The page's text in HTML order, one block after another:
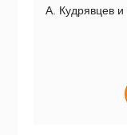
А. Кудрявцев